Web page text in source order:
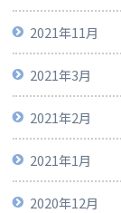
2021年11月
2021年3月
2021年2月
2021年1月
2020年12月